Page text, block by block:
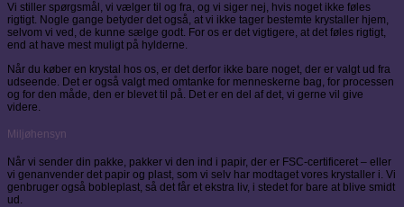
Vi stiller spørgsmål, vi vælger til og fra, og vi siger nej, hvis noget ikke føles
rigtigt. Nogle gange betyder det også, at vi ikke tager bestemte krystaller hjem,
selvom vi ved, de kunne sælge godt. For os er det vigtigere, at det føles rigtigt,
end at have mest muligt på hylderne.
Når du køber en krystal hos os, er det derfor ikke bare noget, der er valgt ud fra
udseende. Det er også valgt med omtanke for menneskerne bag, for processen
og for den måde, den er blevet til på. Det er en del af det, vi gerne vil give
videre.
Miljøhensyn
Når vi sender din pakke, pakker vi den ind i papir, der er FSC-certificeret – eller
vi genanvender det papir og plast, som vi selv har modtaget vores krystaller i. Vi
genbruger også bobleplast, så det får et ekstra liv, i stedet for bare at blive smidt
ud.